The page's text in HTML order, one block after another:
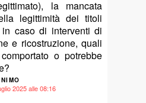
la mancata
legittimità dei titoli
in caso di interventi di
e ricostruzione, quali
o potrebbe
2025 alle 08:16